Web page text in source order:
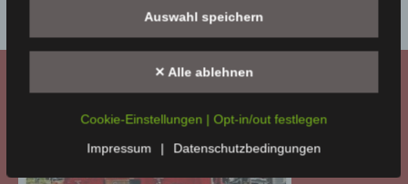
Auswahl speichern
✕ Alle ablehnen
Cookie-Einstellungen | Opt-in/out festlegen
Impressum | Datenschutzbedingungen